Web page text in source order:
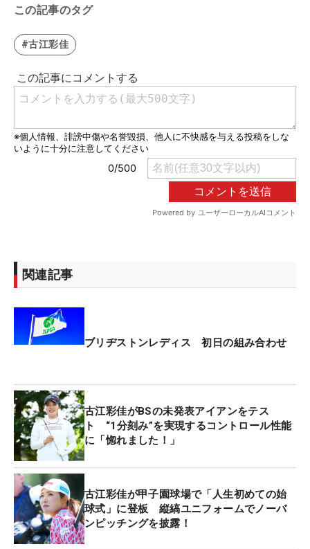
この記事のタグ
#古江彩佳
関連記事
ブリヂストンレディス 初日の組み合わせ
古江彩佳がBSの未発表アイアンをテス
ト “1分刻み”を実現するコントロール性能
に「惚れました！」
古江彩佳が甲子園球場で「人生初めての始
球式」に登板 縦縞ユニフォームでノーバ
ンピッチングを披露！